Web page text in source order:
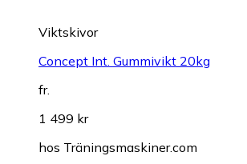
Viktskivor
Concept Int. Gummivikt 20kg
fr.
1 499 kr
hos Träningsmaskiner.com